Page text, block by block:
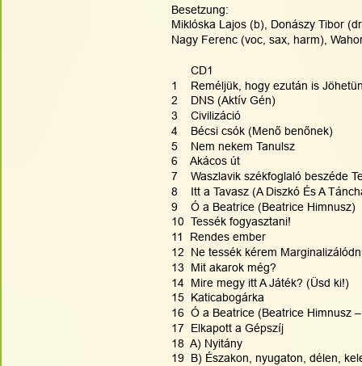
Besetzung:
Miklóska Lajos (b), Donászy Tibor
Nagy Ferenc (voc, sax, harm),
      CD1
1    Reméljük, hogy ezután is
2    DNS (Aktív Gén)
3    Civilizáció
4    Bécsi csók (Menő benőnek)
5    Nem nekem Tanulsz
6    Akácos út
7    Waszlavik székfoglaló beszéde
8    Itt a Tavasz (A Diszkó És A
9    Ó a Beatrice (Beatrice Himnusz)
10  Tessék fogyasztani!
11  Rendes ember
12  Ne tessék kérem
13  Mit akarok még?
14  Mire megy itt A Játék? (Üsd ki!)
15  Katicabogárka
16  Ó a Beatrice (Beatrice Himnusz
17  Elkapott a Gépszíj
18  A) Nyitány
19  B) Északon, nyugaton, délen,